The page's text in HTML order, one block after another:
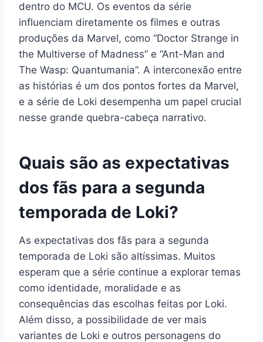
dentro do MCU. Os eventos da série
influenciam diretamente os filmes e outras
produções da Marvel, como “Doctor Strange in
the Multiverse of Madness” e “Ant-Man and
The Wasp: Quantumania”. A interconexão entre
as histórias é um dos pontos fortes da Marvel,
e a série de Loki desempenha um papel crucial
nesse grande quebra-cabeça narrativo.
Quais são as expectativas
dos fãs para a segunda
temporada de Loki?
As expectativas dos fãs para a segunda
temporada de Loki são altíssimas. Muitos
esperam que a série continue a explorar temas
como identidade, moralidade e as
consequências das escolhas feitas por Loki.
Além disso, a possibilidade de ver mais
variantes de Loki e outros personagens do